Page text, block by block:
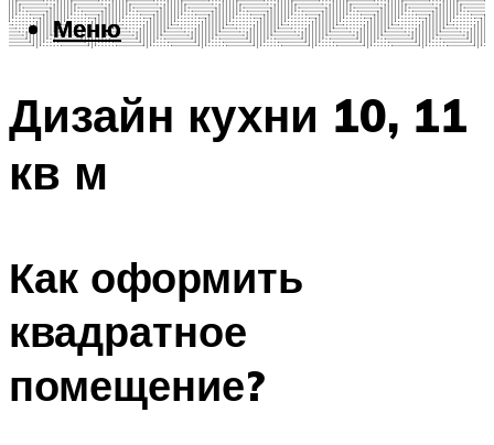
Меню
Меню
Дизайн кухни 10, 11
кв м
Как оформить
квадратное
помещение?